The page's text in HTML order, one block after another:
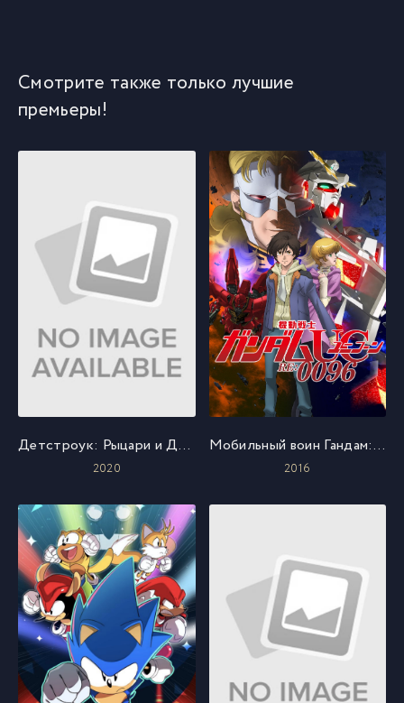
Смотрите также только лучшие
премьеры!
Детстроук: Рыцари и Драконы
2020
Мобильный воин Гандам: Единорог — RE:0096
2016